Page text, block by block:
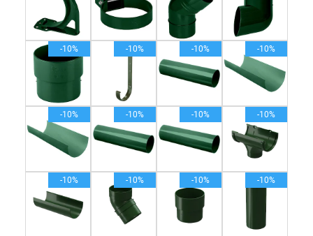
-10% -10% -10% -10%
-10% -10% -10% -10%
-10% -10% -10% -10%